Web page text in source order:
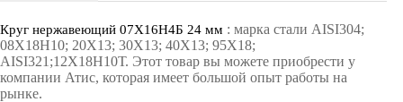
Круг нержавеющий 07Х16Н4Б 24 мм : марка стали AISI304;
08Х18Н10; 20Х13; 30Х13; 40Х13; 95Х18;
AISI321;12Х18Н10Т. Этот товар вы можете приобрести у
компании Атис, которая имеет большой опыт работы на
рынке.